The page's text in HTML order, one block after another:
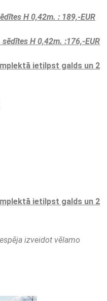
H 0,42m. : 189,-EUR
H 0,42m. :176,-EUR
ietilpst galds un 2
ietilpst galds un 2
izveidot vēlamo